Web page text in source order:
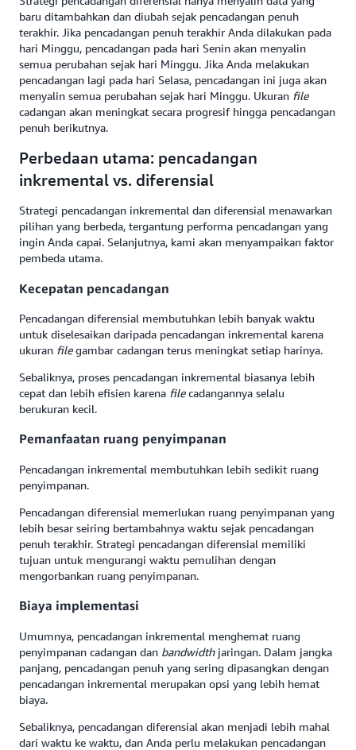
baru ditambahkan dan diubah sejak pencadangan penuh
terakhir. Jika pencadangan penuh terakhir Anda dilakukan pada
hari Minggu, pencadangan pada hari Senin akan menyalin
semua perubahan sejak hari Minggu. Jika Anda melakukan
pencadangan lagi pada hari Selasa, pencadangan ini juga akan
menyalin semua perubahan sejak hari Minggu. Ukuran file
cadangan akan meningkat secara progresif hingga pencadangan
penuh berikutnya.
Perbedaan utama: pencadangan
inkremental vs. diferensial
Strategi pencadangan inkremental dan diferensial menawarkan
pilihan yang berbeda, tergantung performa pencadangan yang
ingin Anda capai. Selanjutnya, kami akan menyampaikan faktor
pembeda utama.
Kecepatan pencadangan
Pencadangan diferensial membutuhkan lebih banyak waktu
untuk diselesaikan daripada pencadangan inkremental karena
ukuran filegambar cadangan terus meningkat setiap harinya.
Sebaliknya, proses pencadangan inkremental biasanya lebih
cepat dan lebih efisien karena filecadangannya selalu
berukuran kecil.
Pemanfaatan ruang penyimpanan
Pencadangan inkremental membutuhkan lebih sedikit ruang
penyimpanan.
Pencadangan diferensial memerlukan ruang penyimpanan yang
lebih besar seiring bertambahnya waktu sejak pencadangan
penuh terakhir. Strategi pencadangan diferensial memiliki
tujuan untuk mengurangi waktu pemulihan dengan
mengorbankan ruang penyimpanan.
Biaya implementasi
Umumnya, pencadangan inkremental menghemat ruang
penyimpanan cadangan dan bandwidthjaringan. Dalam jangka
panjang, pencadangan penuh yang sering dipasangkan dengan
pencadangan inkremental merupakan opsi yang lebih hemat
biaya.
Sebaliknya, pencadangan diferensial akan menjadi lebih mahal
dari waktu ke waktu, dan Anda perlu melakukan pencadangan